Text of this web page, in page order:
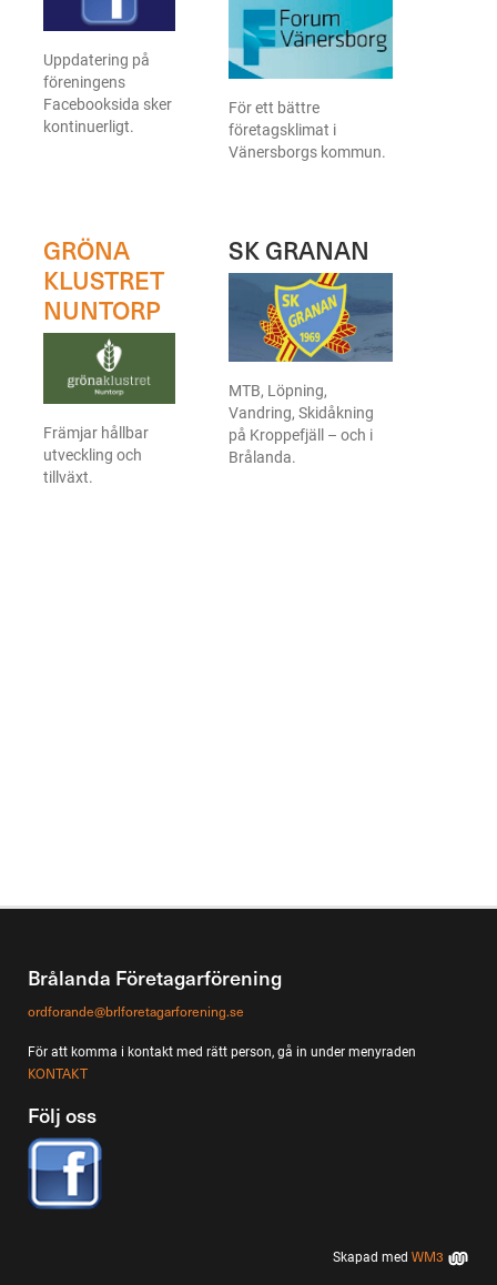
Uppdatering på
föreningens
Facebooksida sker
kontinuerligt.
För ett bättre
företagsklimat i
Vänersborgs kommun.
GRÖNA
KLUSTRET
NUNTORP
Främjar hållbar
utveckling och
tillväxt.
SK GRANAN
MTB, Löpning,
Vandring, Skidåkning
på Kroppefjäll – och i
Brålanda.
Brålanda Företagarförening
ordforande@brlforetagarforening.se
För att komma i kontakt med rätt person, gå in under menyraden
KONTAKT
Följ oss
Skapad med WM3